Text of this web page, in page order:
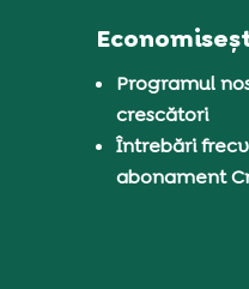
Programul
crescători
Întrebări
abonament